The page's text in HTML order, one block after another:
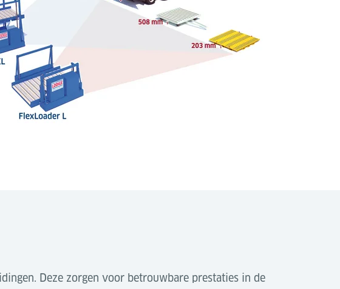
Deze zorgen voor betrouwbare prestaties in de